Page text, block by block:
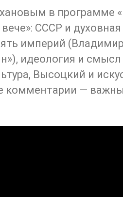
в программе
СССР и
империй
идеология и
Высоцкий и
комментарии —